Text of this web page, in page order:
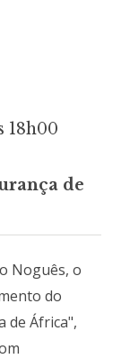
18h00
de
Noguês, o
do
de África",